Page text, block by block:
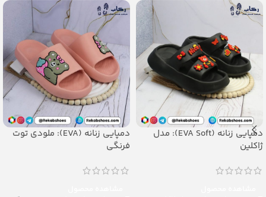
دمپایی زنانه (EVA Soft): مدل
ژاکلین
دمپایی زنانه (EVA): ملودی توت
فرنگی